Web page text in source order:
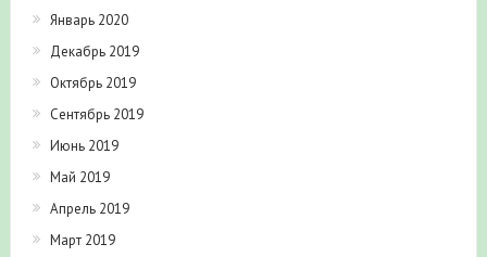
Январь 2020
Декабрь 2019
Октябрь 2019
Сентябрь 2019
Июнь 2019
Май 2019
Апрель 2019
Март 2019